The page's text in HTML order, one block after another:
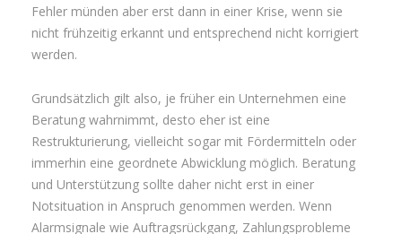
Fehler münden aber erst dann in einer Krise, wenn sie
nicht frühzeitig erkannt und entsprechend nicht korrigiert
werden.
Grundsätzlich gilt also, je früher ein Unternehmen eine
Beratung wahrnimmt, desto eher ist eine
Restrukturierung, vielleicht sogar mit Fördermitteln oder
immerhin eine geordnete Abwicklung möglich. Beratung
und Unterstützung sollte daher nicht erst in einer
Notsituation in Anspruch genommen werden. Wenn
Alarmsignale wie Auftragsrückgang, Zahlungsprobleme